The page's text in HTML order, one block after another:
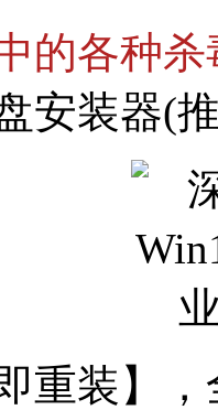
的各种
安装器(
装】，